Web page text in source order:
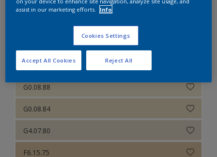
F6.09.86
G0.08.88
G0.08.84
G4.07.80
F6.15.75
assist in our marketing efforts.
Info
Cookies Settings
Reject All
Accept All Cookies